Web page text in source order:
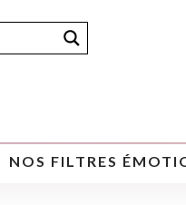
NOS FILTRES